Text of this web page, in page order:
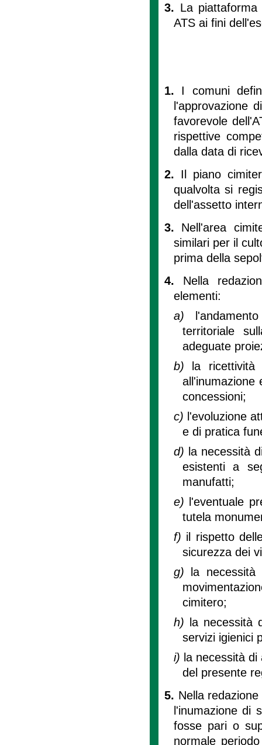
3. La
ATS ai fini
1. I comuni
l'approvazione
favorevole
rispettive
dalla data di
2. Il piano
qualvolta si
dell'assetto
3. Nell'area
similari per il
prima della
4. Nella
elementi:
a)
territoriale
adeguate
b)
la ricettività
all'inumazione
concessioni;
c) l'evoluzione
e di pratica
d) la necessità
esistenti a
manufatti;
e)
l'eventuale
tutela
f) il rispetto
sicurezza dei
g)
la
cimitero;
h)
la necessità
servizi igienici
i) la necessità
del presente
5. Nella
l'inumazione di
fosse pari o
normale